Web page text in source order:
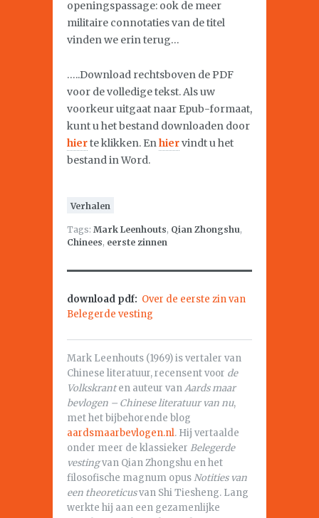
openingspassage: ook de meer
militaire connotaties van de titel
vinden we erin terug…
…..Download rechtsboven de PDF
voor de volledige tekst. Als uw
voorkeur uitgaat naar Epub-formaat,
kunt u het bestand downloaden door
hierte klikken. Enhiervindt u het
bestand in Word.
Verhalen
Tags: Mark Leenhouts, Qian Zhongshu,
Chinees, eerste zinnen
download pdf: Over de eerste zin van
Belegerde vesting
Mark Leenhouts (1969) is vertaler van
Chinese literatuur, recensent voor de
Volkskranten auteur vanAards maar
bevlogen – Chinese literatuur van nu,
met het bijbehorende blog
aardsmaarbevlogen.nl. Hij vertaalde
onder meer de klassieker Belegerde
vestingvan Qian Zhongshu en het
filosofische magnum opusNotities van
een theoreticusvan Shi Tiesheng. Lang
werkte hij aan een gezamenlijke